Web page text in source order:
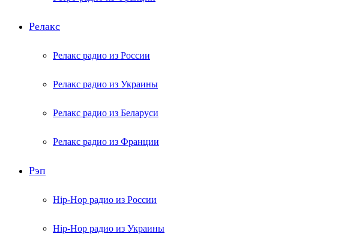
Релакс
Релакс радио из России
Релакс радио из Украины
Релакс радио из Беларуси
Релакс радио из Франции
Рэп
Hip-Hop радио из России
Hip-Hop радио из Украины